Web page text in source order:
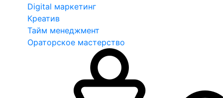
Digital маркетинг
Креатив
Тайм менеджмент
Ораторское мастерство